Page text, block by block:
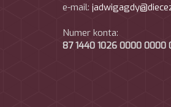
e-mail:
Numer konta:
87 1440 1026 0000 0000